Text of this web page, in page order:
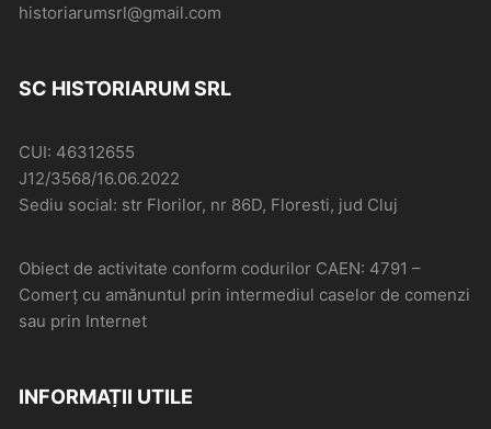
historiarumsrl@gmail.com
SC HISTORIARUM SRL
CUI: 46312655
J12/3568/16.06.2022
Sediu social: str Florilor, nr 86D, Floresti, jud Cluj
Obiect de activitate conform codurilor CAEN: 4791 –
Comerţ cu amănuntul prin intermediul caselor de comenzi
sau prin Internet
INFORMAȚII UTILE